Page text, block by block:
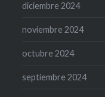
diciembre 2024
noviembre 2024
octubre 2024
septiembre 2024